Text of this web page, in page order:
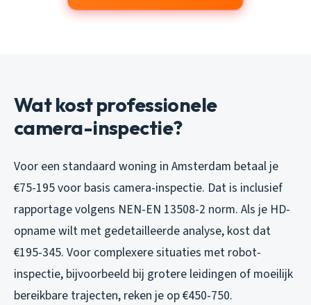
Wat kost professionele
camera-inspectie?
Voor een standaard woning in Amsterdam betaal je
€75-195 voor basis camera-inspectie. Dat is inclusief
rapportage volgens NEN-EN 13508-2 norm. Als je HD-
opname wilt met gedetailleerde analyse, kost dat
€195-345. Voor complexere situaties met robot-
inspectie, bijvoorbeeld bij grotere leidingen of moeilijk
bereikbare trajecten, reken je op €450-750.